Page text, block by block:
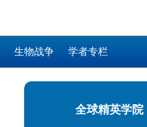
生物战争 学者专栏
全球精英学院